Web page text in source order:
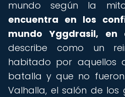
mundo según la
encuentra en los
mundo Yggdrasil, en
describe como un
habitado por aquellos
batalla y que no
Valhalla, el salón de los